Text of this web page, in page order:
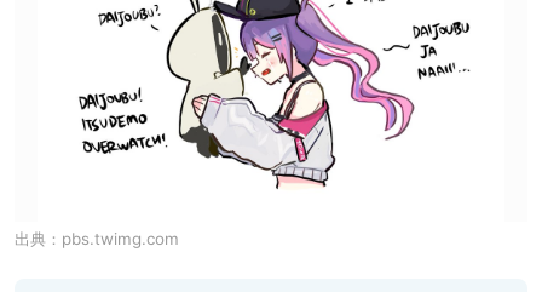
出典： pbs.twimg.com